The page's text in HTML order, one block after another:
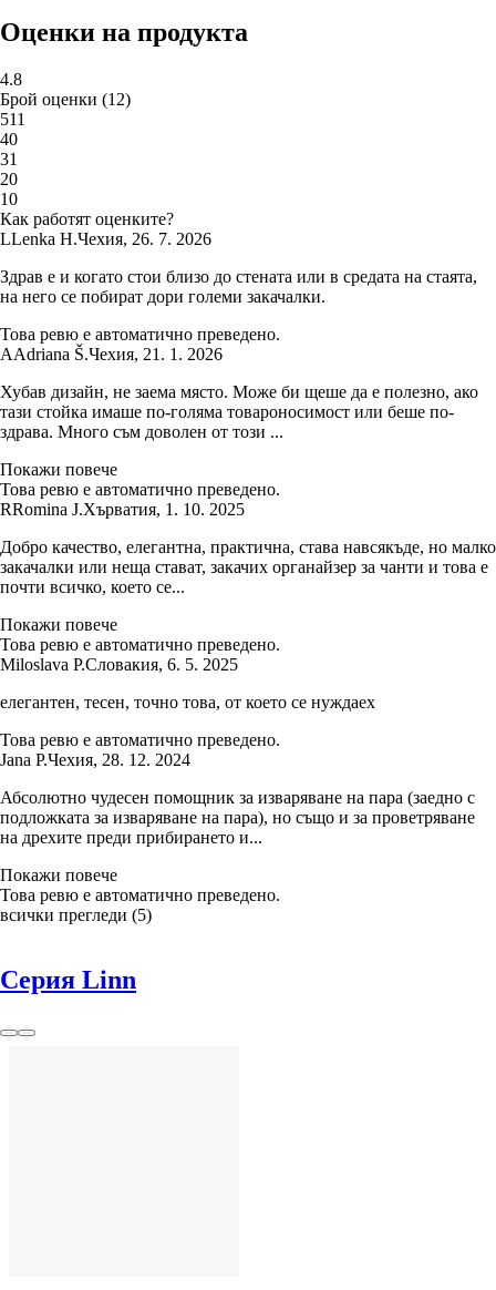
Оценки на продукта
4.8
Брой оценки (12)
511
40
31
20
10
Как работят оценките?
LLenka H.Чехия, 26. 7. 2026
Здрав е и когато стои близо до стената или в средата на стаята,
на него се побират дори големи закачалки.
Това ревю е автоматично преведено.
AAdriana Š.Чехия, 21. 1. 2026
Хубав дизайн, не заема място. Може би щеше да е полезно, ако
тази стойка имаше по-голяма товароносимост или беше по-
здрава. Много съм доволен от този ...
Покажи повече
Това ревю е автоматично преведено.
RRomina J.Хърватия, 1. 10. 2025
Добро качество, елегантна, практична, става навсякъде, но малко
закачалки или неща стават, закачих органайзер за чанти и това е
почти всичко, което се...
Покажи повече
Това ревю е автоматично преведено.
Miloslava P.Словакия, 6. 5. 2025
елегантен, тесен, точно това, от което се нуждаех
Това ревю е автоматично преведено.
Jana P.Чехия, 28. 12. 2024
Абсолютно чудесен помощник за изваряване на пара (заедно с
подложката за изваряване на пара), но също и за проветряване
на дрехите преди прибирането и...
Покажи повече
Това ревю е автоматично преведено.
всички прегледи (5)
Серия Linn